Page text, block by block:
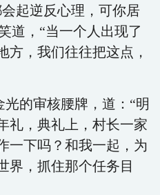
起逆反心理，可你居
道，“当一个人出现了
方，我们往往把这点，
光的审核腰牌，道：“明
礼，典礼上，村长一家
一下吗？和我一起，为
界，抓住那个任务目